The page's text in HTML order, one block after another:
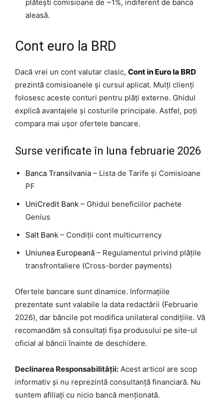
plătești comisioane de ~1%, indiferent de banca
aleasă.
Cont euro la BRD
Dacă vrei un cont valutar clasic, Cont in Euro la BRD
prezintă comisioanele și cursul aplicat. Mulți clienți
folosesc aceste conturi pentru plăți externe. Ghidul
explică avantajele și costurile principale. Astfel, poți
compara mai ușor ofertele bancare.
Surse verificate în luna februarie 2026
Banca Transilvania – Lista de Tarife și Comisioane
PF
UniCredit Bank – Ghidul beneficiilor pachete
Genius
Salt Bank – Condiții cont multicurrency
Uniunea Europeană – Regulamentul privind plățile
transfrontaliere (Cross-border payments)
Ofertele bancare sunt dinamice. Informațiile
prezentate sunt valabile la data redactării (Februarie
2026), dar băncile pot modifica unilateral condițiile. Vă
recomandăm să consultați fișa produsului pe site-ul
oficial al băncii înainte de deschidere.
Declinarea Responsabilității: Acest articol are scop
informativ și nu reprezintă consultanță financiară. Nu
suntem afiliați cu nicio bancă menționată.